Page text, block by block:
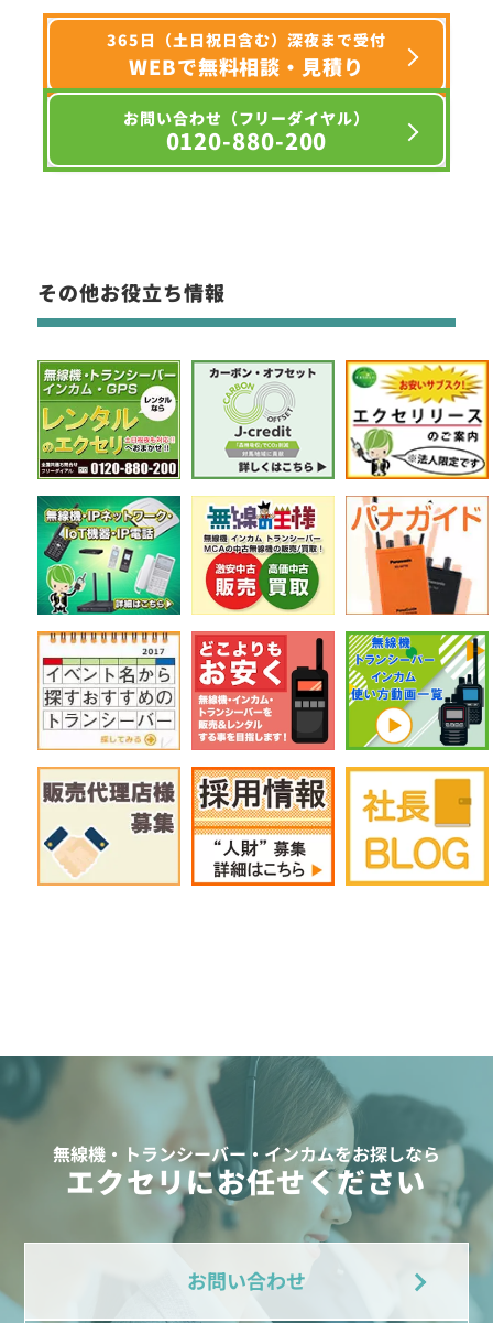
365日（土日祝日含む）深夜まで受付
WEBで無料相談・見積り
お問い合わせ（フリーダイヤル）
0120-880-200
その他お役立ち情報
無線機・トランシーバー・インカムをお探しなら
エクセリにお任せください
お問い合わせ